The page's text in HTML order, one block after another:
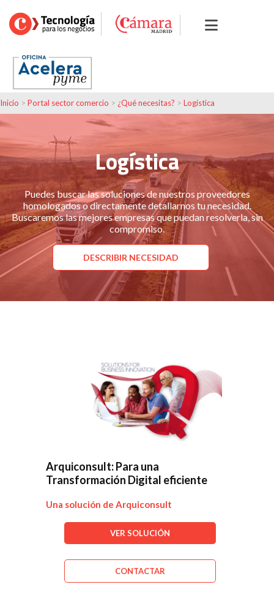
Inicio > Portal sector comercio > ¿Qué necesitas? > Logística
Logística
Puedes buscar las soluciones de nuestros proveedores
homologados o directamente detallarnos tu necesidad.
Buscaremos las mejores empresas que puedan resolverla, sin
compromiso.
DESCRIBIR NECESIDAD
Arquiconsult: Para una
Transformación Digital eficiente
Una solución de Arquiconsult
VER SOLUCIÓN
CONTACTAR